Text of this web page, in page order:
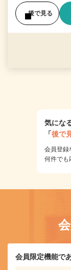
後で見る
気にな
「後で
会員登録
何件でも
会員限定機能で